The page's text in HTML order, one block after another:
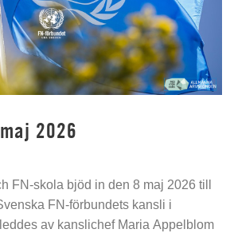
2026
FN-skola bjöd in den 8 maj 2026 till
FN-förbundets kansli i
av kanslichef Maria Appelblom